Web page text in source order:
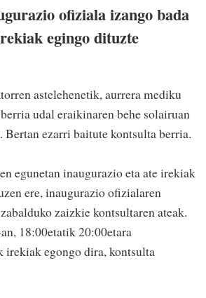
ofiziala izango bada
egingo dituzte
astelehenetik, aurrera mediku
udal eraikinaren behe solairuan
Bertan ezarri baitute kontsulta berria.
egunetan inaugurazio eta ate irekiak
ere, inaugurazio ofizialaren
zaizkie kontsultaren ateak.
18:00etatik 20:00etara
irekiak egongo dira, kontsulta